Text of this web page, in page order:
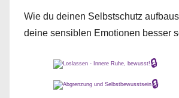
Wie du deinen Selbstschutz
deine sensiblen Emotionen besser
🔒
🔒